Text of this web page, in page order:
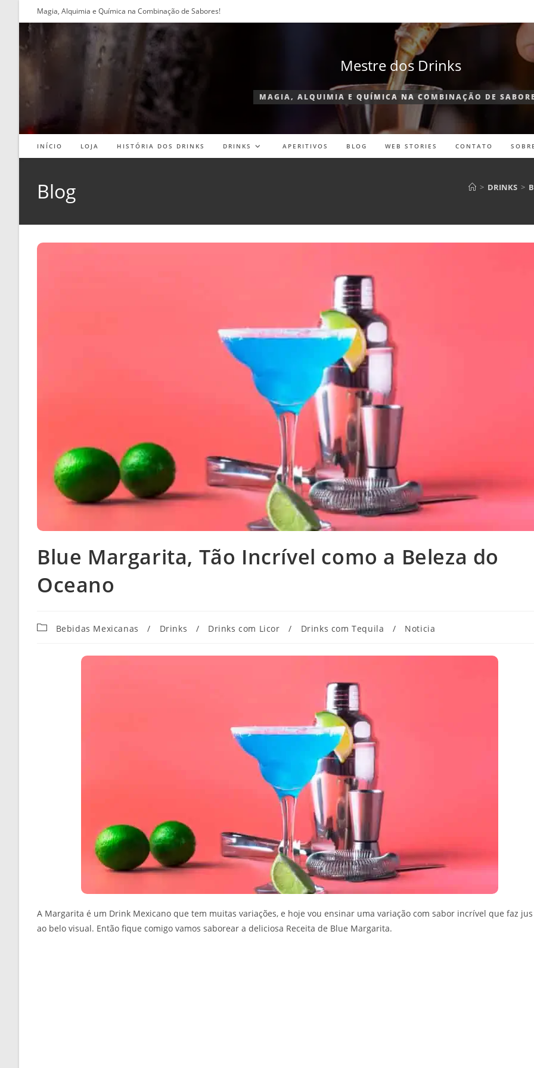
conteúdo
Magia, Alquimia e Química na Combinação de Sabores!
Mestre dos Drinks
MAGIA, ALQUIMIA E QUÍMICA NA COMBINAÇÃO DE
INÍCIO LOJA HISTÓRIA DOS DRINKS DRINKS APERITIVOS BLOG WEB STORIES CONTATO SOBRE
Blog > DRINKS >
Blue Margarita, Tão Incrível como a Beleza do
Oceano
CategoriaBebidas Mexicanas / Drinks / Drinks com Licor / Drinks com Tequila / Noticia
A Margarita é um Drink Mexicano que tem muitas variações, e hoje vou ensinar uma variação com sabor incrível que faz jus
ao belo visual. Então fique comigo vamos saborear a deliciosa Receita de Blue Margarita.